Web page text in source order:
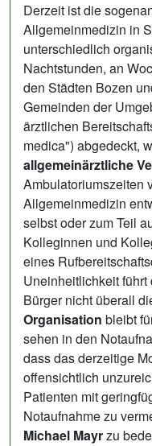
Derzeit ist die
Allgemeinmedizin in
unterschiedlich
Nachtstunden, an
den Städten Bozen
Gemeinden der
ärztlichen
medica") abgedeckt,
allgemeinärztliche
Ambulatoriumszeiten
Allgemeinmedizin
selbst oder zum Teil
Kolleginnen und
eines
Uneinheitlichkeit
Bürger nicht überall
Organisation bleibt
sehen in den
dass das derzeitige
offensichtlich
Patienten mit
Notaufnahme zu
Michael Mayrzu